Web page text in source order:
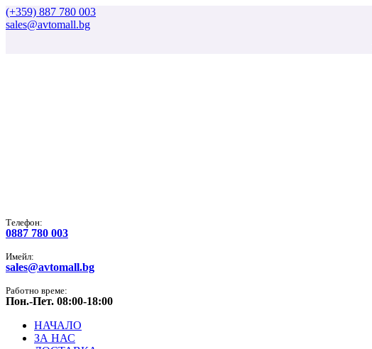
(+359) 887 780 003
sales@avtomall.bg
Tелефон:
0887 780 003
Имейл:
sales@avtomall.bg
Работно време:
Пон.-Пет. 08:00-18:00
НАЧАЛО
ЗА НАС